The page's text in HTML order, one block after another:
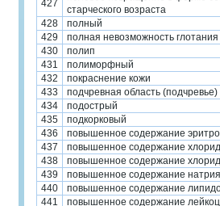
427
старческого возраста
428
полный
429
полная невозможность глотания
430
полип
431
полиморфный
432
покраснение кожи
433
подчревная область (подчревье)
434
подострый
435
подкорковый
436
повышенное содержание
437
повышенное содержание
438
повышенное содержание
439
повышенное содержание натрия
440
повышенное содержание
441
повышенное содержание